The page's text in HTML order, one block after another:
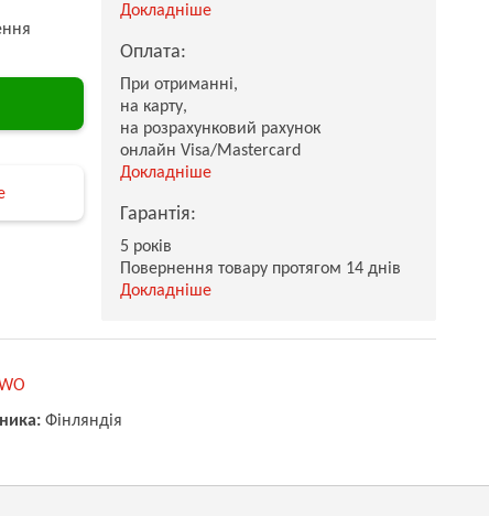
Докладніше
Оплата:
При отриманні,
на карту,
на розрахунковий рахунок
онлайн Visa/Mastercard
Докладніше
Гарантія:
5 років
Повернення товару протягом 14 днів
Докладніше
Фінляндія